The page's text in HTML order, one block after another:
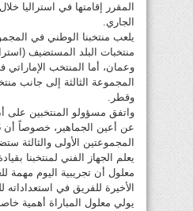
الجاري.
يلعب منتخبنا الوطني في
منتخبات البلد المستضيف
وعمان، أما المنتخب الإماراتي
المجموعة الثالثة إلى جانب
وقطر.
واتفق مسؤولو المنتخبين على أن
المجموعتين الأولى والثالثة
يعلم الجهاز الفني لمنتخبنا
معلول أن تجريبية اليوم مهمة
الأخيرة للفريق في استعداداته
يولي معلول المباراة أهمية